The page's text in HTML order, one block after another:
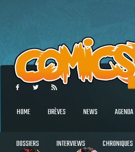
HOME BRÈVES NEWS AGENDA
DOSSIERS INTERVIEWS CHRONIQUES